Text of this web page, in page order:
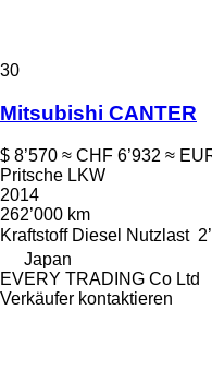
30
Mitsubishi CANTER
$ 8’570 ≈ CHF 6’932 ≈
Pritsche LKW
2014
262’000 km
Kraftstoff Diesel Nutzlast
Japan
EVERY TRADING Co Ltd
Verkäufer kontaktieren